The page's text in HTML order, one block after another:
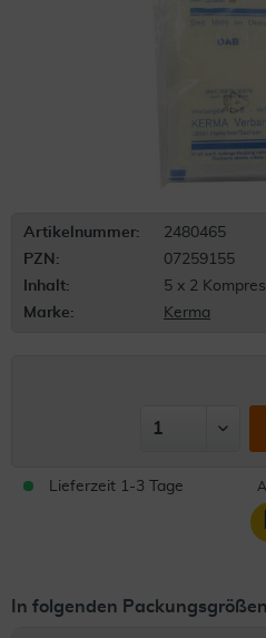
Artikelnummer:
2480465
PZN:
07259155
Inhalt:
5 x 2
Marke:
Kerma
Lieferzeit 1-3 Tage
In folgenden